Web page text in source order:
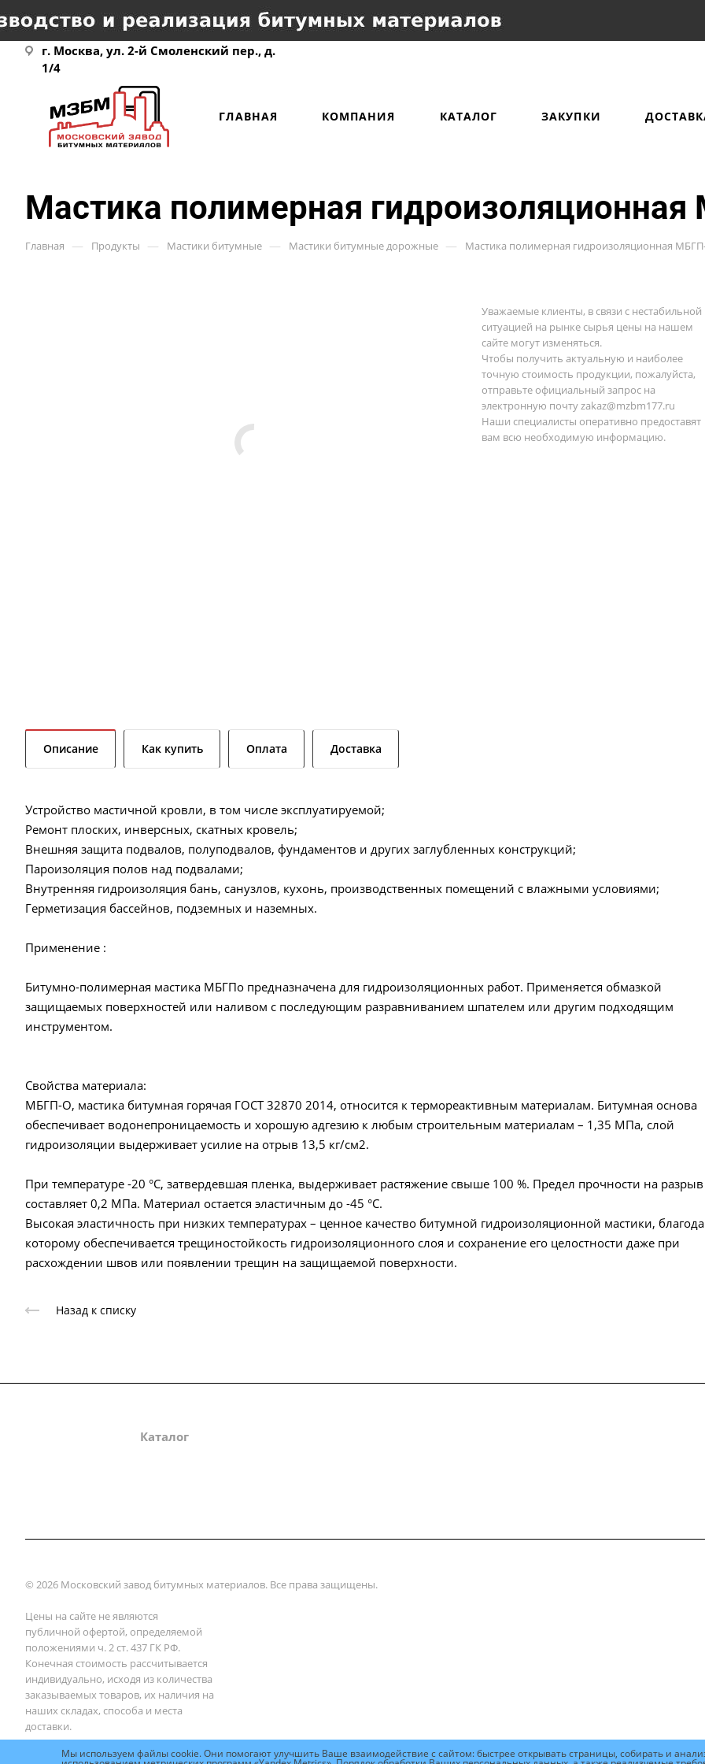
г. Москва, ул. 2-й Смоленский пер., д.
1/4
ГЛАВНАЯ КОМПАНИЯ КАТАЛОГ ЗАКУПКИ
Мастика полимерная
Главная — Продукты — Мастики битумные — Мастики битумные дорожные — Мастика полимерная гидроизоляционная
Уважаемые клиенты, в связи с нестабильной
ситуацией на рынке сырья цены на нашем
сайте могут изменяться.
Чтобы получить актуальную и наиболее
точную стоимость продукции, пожалуйста,
отправьте официальный запрос на
электронную почтуzakaz@mzbm177.ru
Наши специалисты оперативно предоставят
вам всю необходимую информацию.
Описание Как купить Оплата Доставка
Устройство мастичной кровли, в том числе эксплуатируемой;
Ремонт плоских, инверсных, скатных кровель;
Внешняя защита подвалов, полуподвалов, фундаментов и других заглубленных конструкций;
Пароизоляция полов над подвалами;
Внутренняя гидроизоляция бань, санузлов, кухонь, производственных помещений с влажными условиями;
Герметизация бассейнов, подземных и наземных.
Применение :
Битумно-полимерная мастика МБГПо предназначена для гидроизоляционных работ. Применяется обмазкой
защищаемых поверхностей или наливом с последующим разравниванием шпателем или другим подходящим
инструментом.
Свойства материала:
МБГП-О, мастика битумная горячая ГОСТ 32870 2014, относится к термореактивным материалам. Битумная основа
обеспечивает водонепроницаемость и хорошую адгезию к любым строительным материалам – 1,35 МПа, слой
гидроизоляции выдерживает усилие на отрыв 13,5 кг/см2.
При температуре -20 °С, затвердевшая пленка, выдерживает растяжение свыше 100 %. Предел прочности на разрыв
составляет 0,2 МПа. Материал остается эластичным до -45 °С.
Высокая эластичность при низких температурах – ценное качество битумной гидроизоляционной мастики,
которому обеспечивается трещиностойкость гидроизоляционного слоя и сохранение его целостности даже при
расхождении швов или появлении трещин на защищаемой поверхности.
Назад к списку
Каталог
© 2026 Московский завод битумных материалов. Все права защищены.
Цены на сайте не являются
публичной офертой, определяемой
положениями ч. 2 ст. 437 ГК РФ.
Конечная стоимость рассчитывается
индивидуально, исходя из количества
заказываемых товаров, их наличия на
наших складах, способа и места
доставки.
Мы используем файлы cookie. Они помогают улучшить Ваше взаимодействие с сайтом: быстрее открывать страницы, собирать и